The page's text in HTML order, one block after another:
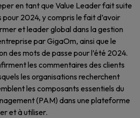
en tant que Value Leader fait suite
pour 2024, y compris le fait d’avoir
et leader global dans la gestion
par GigaOm, ainsi que le
des mots de passe pour l’été 2024.
les commentaires des clients
les organisations recherchent
les composants essentiels du
(PAM) dans une plateforme
et à utiliser.